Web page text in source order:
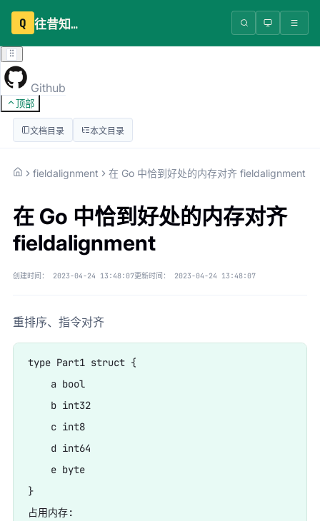
Q 往昔知识库
Github
顶部
文档目录 本文目录
fieldalignment 在 Go 中恰到好处的内存对齐 fieldalignment
在 Go 中恰到好处的内存对齐
fieldalignment
创建时间： 2023-04-24 13:48:07更新时间： 2023-04-24 13:48:07
重排序、指令对齐
type Part1 struct {
    a bool
    b int32
    c int8
    d int64
    e byte
}
占用内存: